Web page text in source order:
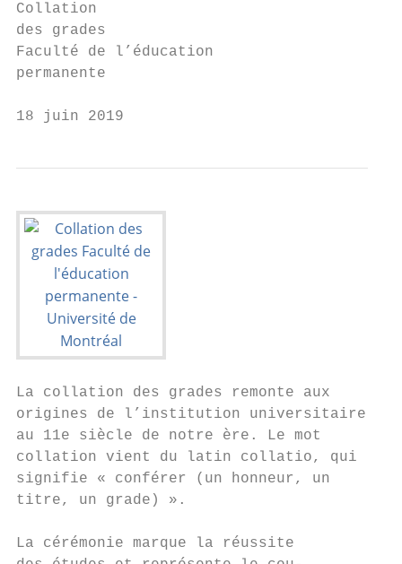
Collation
des grades
Faculté de l’éducation
permanente
18 juin 2019
La collation des grades remonte aux
origines de l’institution universitaire,
au 11e siècle de notre ère. Le mot
collation vient du latin collatio, qui
signifie « conférer (un honneur, un
titre, un grade) ».
La cérémonie marque la réussite